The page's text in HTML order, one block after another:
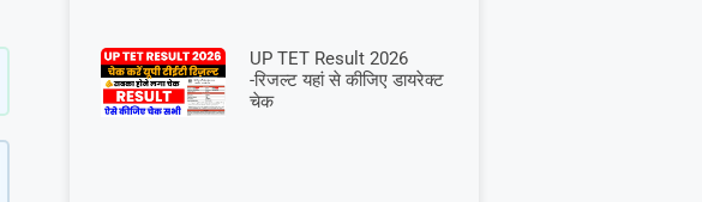
UP TET Result 2026
-रिजल्ट यहां से कीजिए डायरेक्ट
चेक